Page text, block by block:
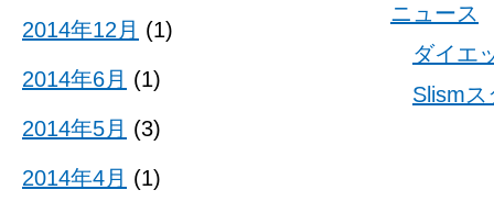
ニュース
ダイエ
Slism
2014年12月 (1)
2014年6月 (1)
2014年5月 (3)
2014年4月 (1)